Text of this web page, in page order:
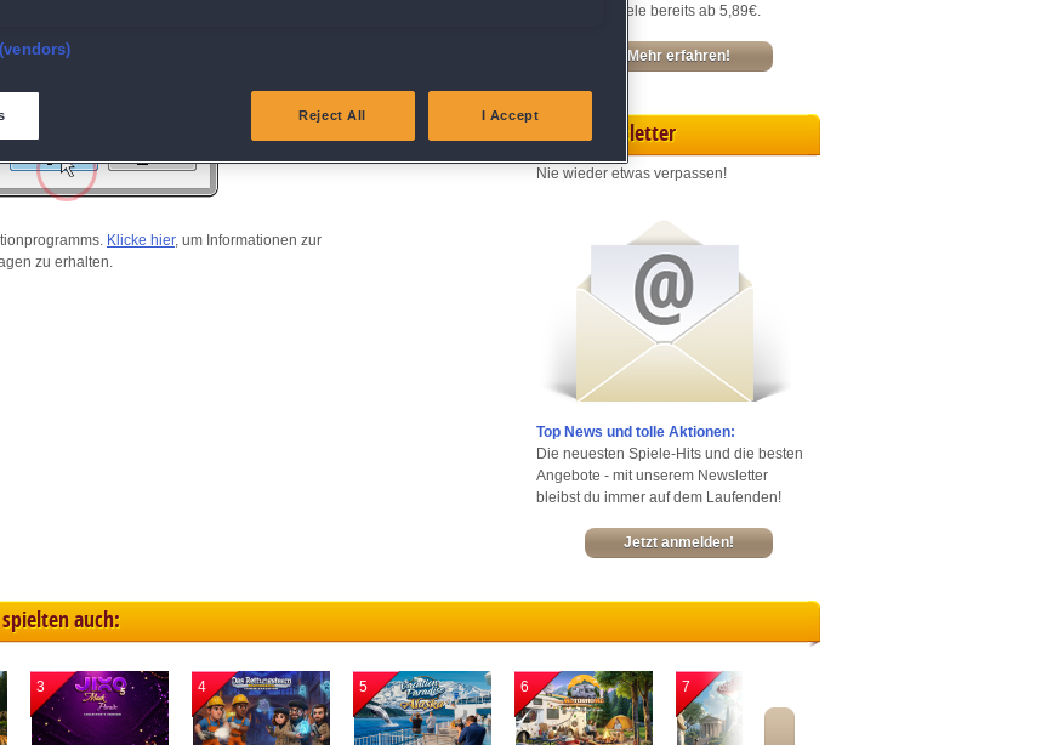
Klicke hier, um Informationen zur
zu erhalten.
Rabatte – Spiele bereits ab 5,89€.
Mehr erfahren!
Newsletter
Nie wieder etwas verpassen!
Top News und tolle Aktionen:
Die neuesten Spiele-Hits und die besten
Angebote - mit unserem Newsletter
bleibst du immer auf dem Laufenden!
Jetzt anmelden!
auch:
3 4 5 6 7
prevent and detect fraud, and fix errors
combine data from other data sources
Reject All I Accept